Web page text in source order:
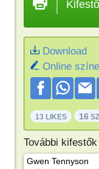
Download
Online
13 LIKES 16
További
Gwen Tennyson